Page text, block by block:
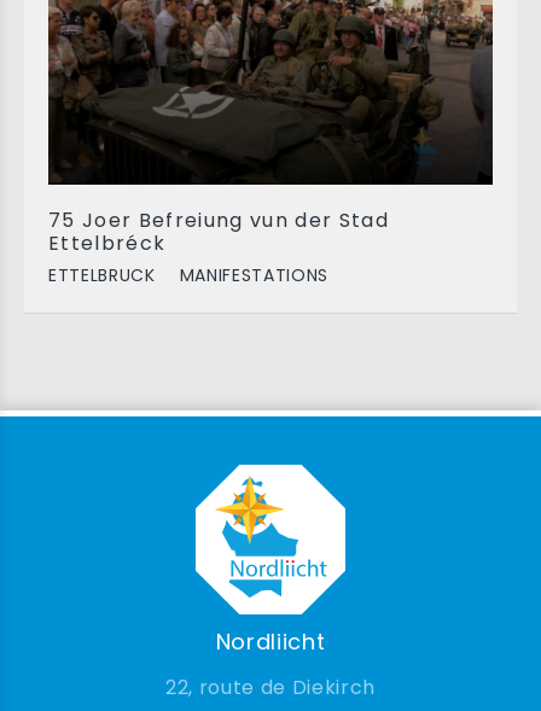
75 Joer Befreiung vun der Stad
Ettelbréck
ETTELBRUCK MANIFESTATIONS
Nordliicht
22, route de Diekirch